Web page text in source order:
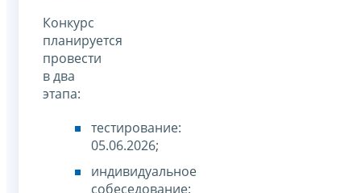
Конкурс
планируется
провести
в два
этапа:
тестирование:
05.06.2026;
индивидуальное
собеседование: